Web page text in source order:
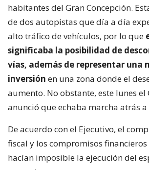
habitantes del Gran Concepción.
de dos autopistas que día a día
alto tráfico de vehículos, por lo que
significaba la posibilidad de
vías, además de representar una
inversión en una zona donde el
aumento. No obstante, este lunes el
anunció que echaba marcha atrás
De acuerdo con el Ejecutivo, el
fiscal y los compromisos financieros
hacían imposible la ejecución del